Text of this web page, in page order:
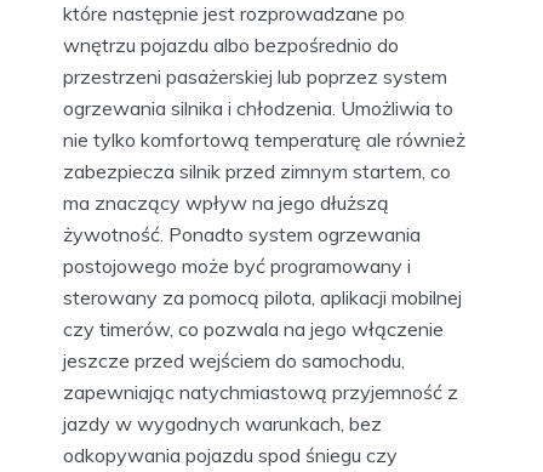
które następnie jest rozprowadzane po
wnętrzu pojazdu albo bezpośrednio do
przestrzeni pasażerskiej lub poprzez system
ogrzewania silnika i chłodzenia. Umożliwia to
nie tylko komfortową temperaturę ale również
zabezpiecza silnik przed zimnym startem, co
ma znaczący wpływ na jego dłuższą
żywotność. Ponadto system ogrzewania
postojowego może być programowany i
sterowany za pomocą pilota, aplikacji mobilnej
czy timerów, co pozwala na jego włączenie
jeszcze przed wejściem do samochodu,
zapewniając natychmiastową przyjemność z
jazdy w wygodnych warunkach, bez
odkopywania pojazdu spod śniegu czy